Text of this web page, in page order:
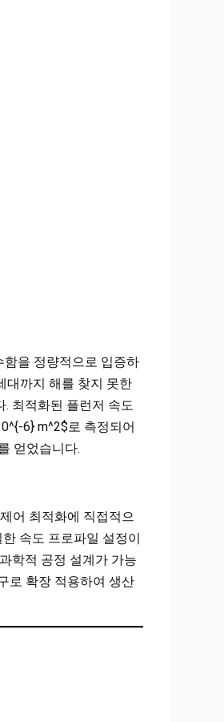
함을 정량적으로 입증하
대까지 해를 찾지 못한
최적화된 플런저 속도
6} m^2$로 측정되어
얻었습니다.
어 최적화에 직접적으
속도 프로파일 설정이
학적 공정 설계가 가능
로 확장 적용하여 생산